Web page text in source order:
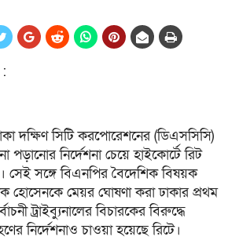
দক্ষিণ সিটি করপোরেশনের (ডিএসসিসি)
পড়ানোর নির্দেশনা চেয়ে হাইকোর্টে রিট
সঙ্গে বিএনপির বৈদেশিক বিষয়ক
হোসেনকে মেয়র ঘোষণা করা ঢাকার প্রথম
ট্রাইব্যুনালের বিচারকের বিরুদ্ধে
নির্দেশনাও চাওয়া হয়েছে রিটে।